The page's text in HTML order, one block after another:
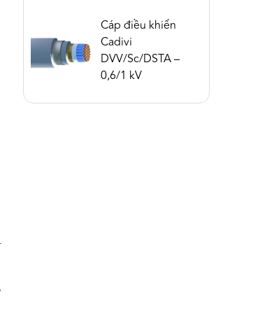
Cáp điều khiển
Cadivi
DVV/Sc/DSTA –
0,6/1 kV